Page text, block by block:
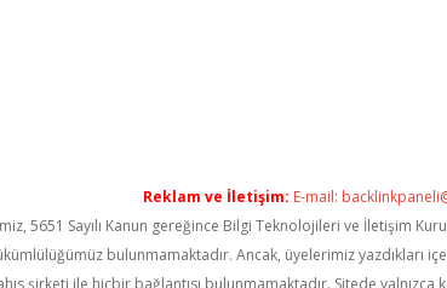
Reklam ve İletişim: E-mail:
5651 Sayılı Kanun gereğince Bilgi Teknolojileri ve İletişim
bulunmamaktadır. Ancak, üyelerimiz
şirketi ile hiçbir bağlantısı bulunmamaktadır. Sitede